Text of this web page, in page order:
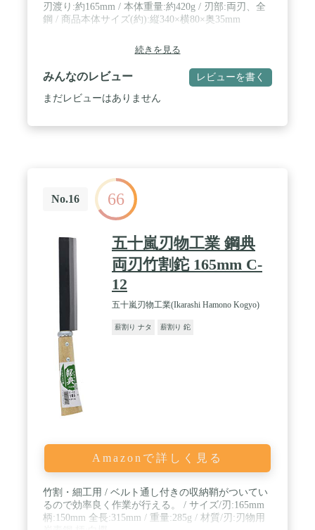
刃渡り:約165mm / 本体重量:約420g / 刃部:両刃、全
鋼 / 商品本体サイズ(約):縦340×横80×奥35mm
続きを見る
みんなのレビュー レビューを書く
まだレビューはありません
No.16 66
五十嵐刃物工業 鋼典
両刃竹割鉈 165mm C-
12
五十嵐刃物工業(Ikarashi Hamono Kogyo)
薪割り ナタ 薪割り 鉈
Amazonで詳しく見る
竹割・細工用 / ベルト通し付きの収納鞘がついてい
るので効率良く作業が行える。 / サイズ/刃:165mm
柄:150mm 全長:315mm / 重量:285g / 材質/刃:刃物用